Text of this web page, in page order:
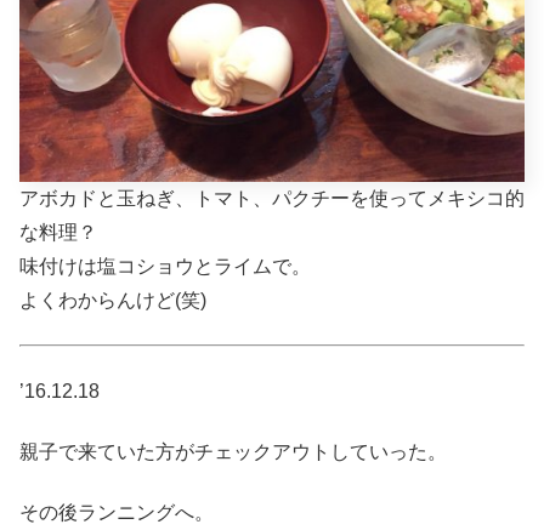
アボカドと玉ねぎ、トマト、パクチーを使ってメキシコ的
な料理？
味付けは塩コショウとライムで。
よくわからんけど(笑)
’16.12.18
親子で来ていた方がチェックアウトしていった。
その後ランニングへ。